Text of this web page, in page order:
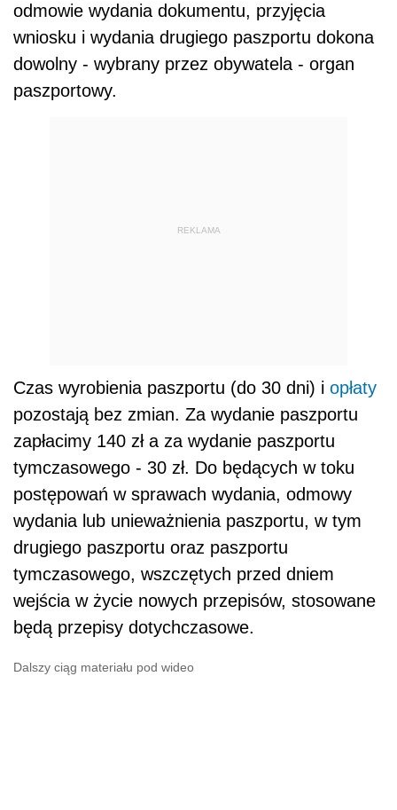
odmowie wydania dokumentu, przyjęcia
wniosku i wydania drugiego paszportu dokona
dowolny - wybrany przez obywatela - organ
paszportowy.
REKLAMA
Czas wyrobienia paszportu (do 30 dni) i opłaty
pozostają bez zmian. Za wydanie paszportu
zapłacimy 140 zł a za wydanie paszportu
tymczasowego - 30 zł. Do będących w toku
postępowań w sprawach wydania, odmowy
wydania lub unieważnienia paszportu, w tym
drugiego paszportu oraz paszportu
tymczasowego, wszczętych przed dniem
wejścia w życie nowych przepisów, stosowane
będą przepisy dotychczasowe.
Dalszy ciąg materiału pod wideo